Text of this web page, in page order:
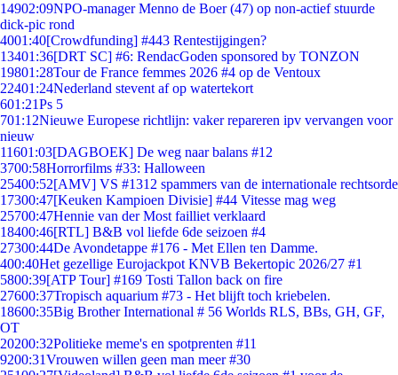
14902:09NPO-manager Menno de Boer (47) op non-actief stuurde
dick-pic rond
4001:40[Crowdfunding] #443 Rentestijgingen?
13401:36[DRT SC] #6: RendacGoden sponsored by TONZON
19801:28Tour de France femmes 2026 #4 op de Ventoux
22401:24Nederland stevent af op watertekort
601:21Ps 5
701:12Nieuwe Europese richtlijn: vaker repareren ipv vervangen voor
nieuw
11601:03[DAGBOEK] De weg naar balans #12
3700:58Horrorfilms #33: Halloween
25400:52[AMV] VS #1312 spammers van de internationale rechtsorde
17300:47[Keuken Kampioen Divisie] #44 Vitesse mag weg
25700:47Hennie van der Most failliet verklaard
18400:46[RTL] B&B vol liefde 6de seizoen #4
27300:44De Avondetappe #176 - Met Ellen ten Damme.
400:40Het gezellige Eurojackpot KNVB Bekertopic 2026/27 #1
5800:39[ATP Tour] #169 Tosti Tallon back on fire
27600:37Tropisch aquarium #73 - Het blijft toch kriebelen.
18600:35Big Brother International # 56 Worlds RLS, BBs, GH, GF,
OT
20200:32Politieke meme's en spotprenten #11
9200:31Vrouwen willen geen man meer #30